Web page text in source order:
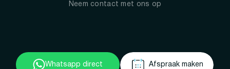
Neem contact met ons op
Whatsapp direct Afspraak maken